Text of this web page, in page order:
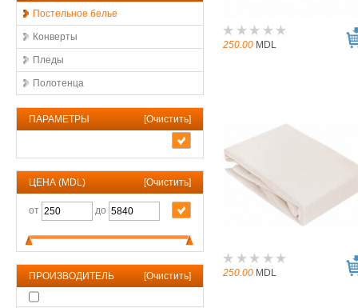
Постельное белье
Конверты
Пледы
Полотенца
ПАРАМЕТРЫ [Очистить]
ЦЕНА (MDL) [Очистить]
от до
ПРОИЗВОДИТЕЛЬ [Очистить]
250.00 MDL
250.00 MDL